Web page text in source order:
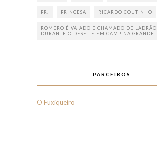
PR. PRINCESA RICARDO COUTINHO
ROMERO É VAIADO E CHAMADO DE LADRÃO
DURANTE O DESFILE EM CAMPINA GRANDE
PARCEIROS
O Fuxiqueiro